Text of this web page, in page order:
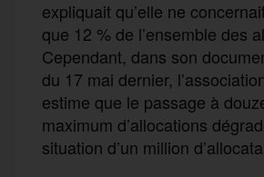
expliquait qu’elle ne
que 12 % de l’ensemble des
Cependant, dans son
du 17 mai dernier,
estime que le passage à
maximum d’allocations
situation d’un million